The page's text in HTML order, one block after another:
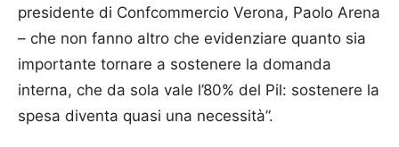
presidente di Confcommercio Verona, Paolo Arena
– che non fanno altro che evidenziare quanto sia
importante tornare a sostenere la domanda
interna, che da sola vale l’80% del Pil: sostenere la
spesa diventa quasi una necessità”.